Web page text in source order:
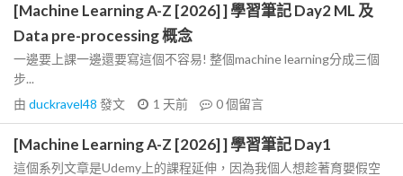
[Machine Learning A-Z [2026] ] 學習筆記 Day2 ML 及
Data pre-processing 概念
一邊要上課一邊還要寫這個不容易! 整個machine learning分成三個
步...
由 duckravel48 發文 1 天前 0個留言
[Machine Learning A-Z [2026] ] 學習筆記 Day1
這個系列文章是Udemy上的課程延伸，因為我個人想趁著育嬰假空